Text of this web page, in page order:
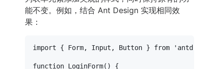
能不变。例如，结合 Ant Design 实现相同效
果：
import { Form, Input , Button } from 'antd'
function LoginForm( ) {